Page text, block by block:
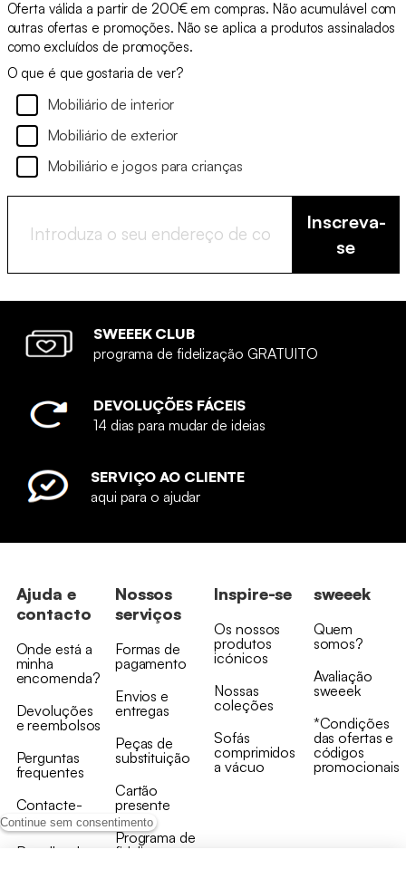
Continue sem consentimento
Oferta válida a partir de 200€ em compras. Não acumulável com
outras ofertas e promoções. Não se aplica a produtos assinalados
como excluídos de promoções.
O que é que gostaria de ver?
Mobiliário de interior
Mobiliário de exterior
Mobiliário e jogos para crianças
Inscreva-
se
SWEEEK CLUB
programa de fidelização GRATUITO
DEVOLUÇÕES FÁCEIS
14 dias para mudar de ideias
SERVIÇO AO CLIENTE
aqui para o ajudar
Ajuda e
contacto
Onde está a
minha
encomenda?
Devoluções
e reembolsos
Perguntas
frequentes
Contacte-
nos
Recolha de
Nossos
serviços
Formas de
pagamento
Envios e
entregas
Peças de
substituição
Cartão
presente
Programa de
fidelizaçao
Inspire-se
Os nossos
produtos
icónicos
Nossas
coleções
Sofás
comprimidos
a vácuo
sweeek
Quem
somos?
Avaliação
sweeek
*Condições
das ofertas e
códigos
promocionais